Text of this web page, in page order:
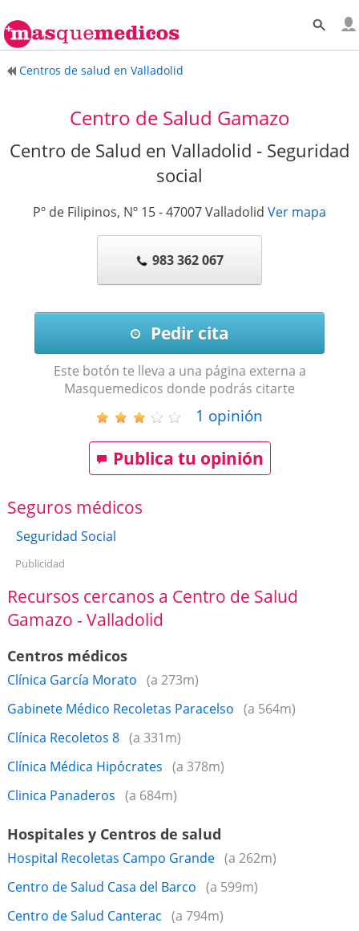
Centros de salud en Valladolid
Centro de Salud Gamazo
Centro de Salud en Valladolid - Seguridad
social
Pº de Filipinos, Nº 15-47007Valladolid Ver mapa
983 362 067
Pedir cita
Este botón te lleva a una página externa a
Masquemedicos donde podrás citarte
1 opinión
Publica tu opinión
Seguros médicos
Seguridad Social
Publicidad
Recursos cercanos a Centro de Salud
Gamazo - Valladolid
Centros médicos
Clínica García Morato (a 273m)
Gabinete Médico Recoletas Paracelso (a 564m)
Clínica Recoletos 8 (a 331m)
Clínica Médica Hipócrates (a 378m)
Clinica Panaderos (a 684m)
Hospitales y Centros de salud
Hospital Recoletas Campo Grande (a 262m)
Centro de Salud Casa del Barco (a 599m)
Centro de Salud Canterac (a 794m)